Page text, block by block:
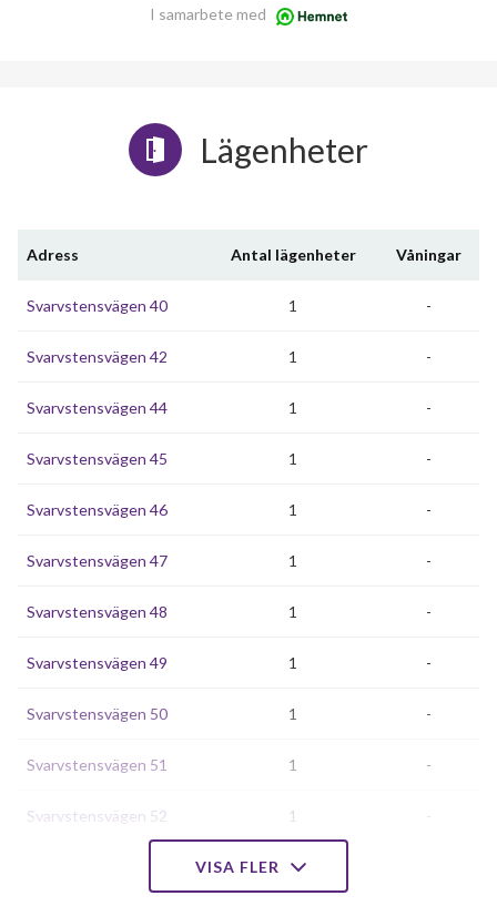
I samarbete med
Lägenheter
Adress Antal lägenheter Våningar
Svarvstensvägen 40 1 -
Svarvstensvägen 42 1 -
Svarvstensvägen 44 1 -
Svarvstensvägen 45 1 -
Svarvstensvägen 46 1 -
Svarvstensvägen 47 1 -
Svarvstensvägen 48 1 -
Svarvstensvägen 49 1 -
Svarvstensvägen 50 1 -
Svarvstensvägen 51 1 -
Svarvstensvägen 52 1 -
1
VISA FLER